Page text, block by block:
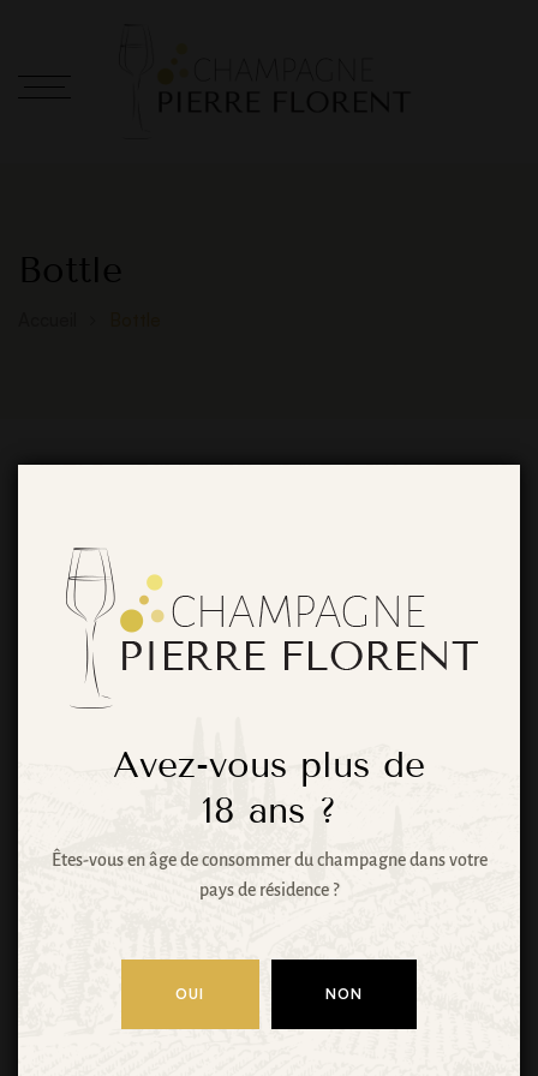
Bottle
De grandes
choses se
profilent à
l’horizon
boutique est en chantier et sera bientôt lancée !
Avez-vous plus de
18 ans ?
Êtes-vous en âge de consommer du champagne dans votre
pays de résidence ?
OUI NON